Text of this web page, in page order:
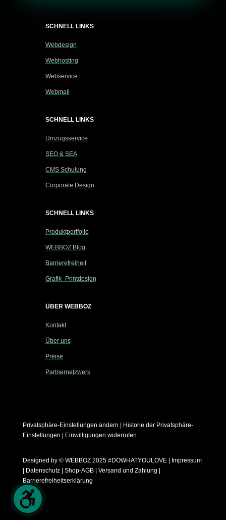
SCHNELL LINKS
Webdesign
Webhosting
Webservice
Webmail
SCHNELL LINKS
Umzugsservice
SEO & SEA
CMS Schulung
Corporate Design
SCHNELL LINKS
Produktportfolio
WEBBOZ Blog
Barrierefreiheit
Grafik- Printdesign
ÜBER WEBBOZ
Kontakt
Über uns
Preise
Partnernetzwerk
Privatsphäre-Einstellungen ändern
Historie der Privatsphäre-
Einstellungen
Einwilligungen widerrufen
Designed by © WEBBOZ 2025 #DOWHATYOULOVE
Impressum
Datenschutz| Shop-AGB| Versand und Zahlung
Barrierefreiheitserklärung